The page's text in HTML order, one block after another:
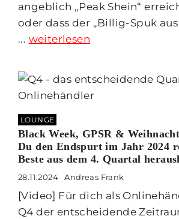
angeblich „Peak Shein“
oder dass der „Billig-Spuk
... weiterlesen
LOUNGE
Black Week, GPSR &
Du den Endspurt im Jahr 2024
Beste aus dem 4. Quartal
28.11.2024 Andreas Frank
[Video] Für dich als
Q4 der entscheidende